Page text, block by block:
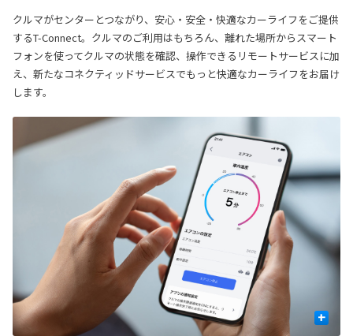
クルマがセンターとつながり、安心・安全・快適なカーライフをご提供
するT-Connect。クルマのご利用はもちろん、離れた場所からスマート
フォンを使ってクルマの状態を確認、操作できるリモートサービスに加
え、新たなコネクティッドサービスでもっと快適なカーライフをお届け
します。
+